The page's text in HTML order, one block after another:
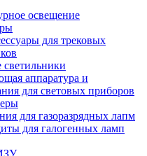
освещение
для трековых
аппаратура и
для световых приборов
для газоразрядных лапм
для галогенных ламп